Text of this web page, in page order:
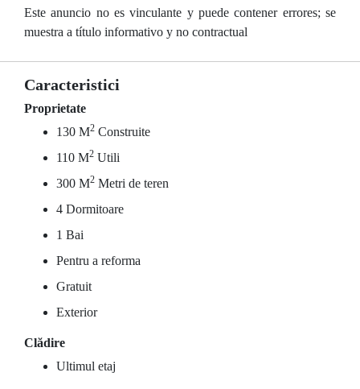
Este anuncio no es vinculante y puede contener errores; se
muestra a título informativo y no contractual
Caracteristici
Proprietate
130 M2 Construite
110 M2 Utili
300 M2 Metri de teren
4 Dormitoare
1 Bai
Pentru a reforma
Gratuit
Exterior
Clădire
Ultimul etaj